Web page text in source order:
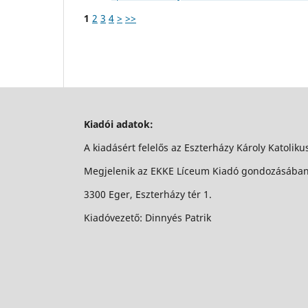
1 2 3 4 > >>
Kiadói adatok:
A kiadásért felelős az Eszterházy Károly
Megjelenik az EKKE Líceum Kiadó gondozásában
3300 Eger, Eszterházy tér 1.
Kiadóvezető: Dinnyés Patrik